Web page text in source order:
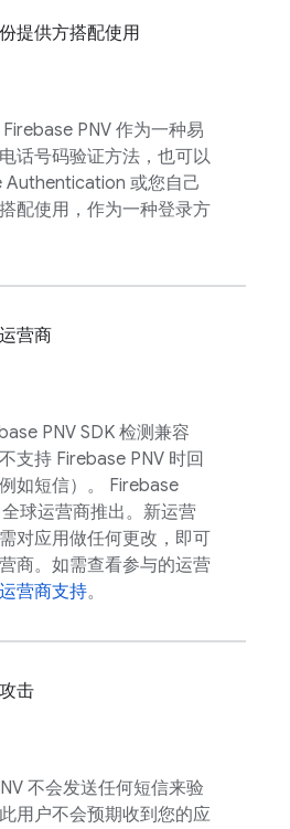
提供方搭配使用
Firebase PNV 作为一种易
话号码验证方法，也可以
Authentication 或您自己
配使用，作为一种登录方
营商
PNV SDK 检测兼容
支持 Firebase PNV 时回
如短信）。 Firebase
球运营商推出。新运营
对应用做任何更改，即可
商。如需查看参与的运营
运营商支持。
击
不会发送任何短信来验
用户不会预期收到您的应